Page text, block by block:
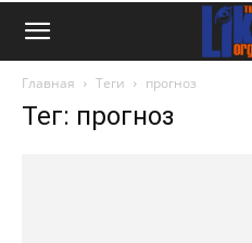
Главная Теги прогноз
Тег: прогноз